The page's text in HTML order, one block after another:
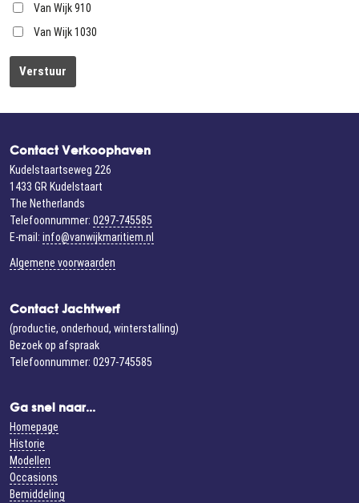
Van Wijk 910
Van Wijk 1030
Verstuur
Contact Verkoophaven
Kudelstaartseweg 226
1433 GR Kudelstaart
The Netherlands
Telefoonnummer: 0297-745585
E-mail: info@vanwijkmaritiem.nl
Algemene voorwaarden
Contact Jachtwerf
(productie, onderhoud, winterstalling)
Bezoek op afspraak
Telefoonnummer: 0297-745585
Ga snel naar...
Homepage
Historie
Modellen
Occasions
Bemiddeling